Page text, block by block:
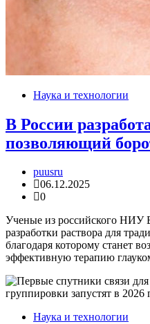
Наука и технологии
В России
позволяющий
puusru
06.12.2025
0
Ученые из российского НИУ
разработки раствора для
благодаря которому станет
эффективную терапию
Наука и технологии